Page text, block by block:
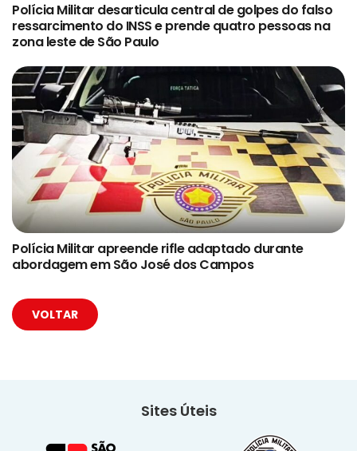
Polícia Militar desarticula central de golpes do falso
ressarcimento do INSS e prende quatro pessoas na
zona leste de São Paulo
Polícia Militar apreende rifle adaptado durante
abordagem em São José dos Campos
VOLTAR
Sites Úteis